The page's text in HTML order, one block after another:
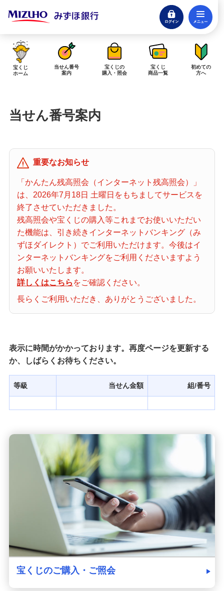
ログイン
閉じる
みずほダイレクトログイン
当せん金の受取方法について
購入した宝くじの確認方法について
「代金が引き落としされない」「購入明細に表示されない」にお答えしま
す。
宝くじホーム
当せん番号案内
宝くじの購入・照会
宝くじ商品一覧
初めての方へ
みずほ銀行店舗・ATM
発売スケジュール
みずほ銀行について
宝くじ
ホーム
当せん番号
案内
宝くじの
購入・照会
宝くじ
商品一覧
初めての
方へ
当せん番号案内
重要なお知らせ
「かんたん残高照会（インターネット残高照会）」
は、2026年7月18日 土曜日をもちましてサービスを
終了させていただきました。
残高照会や宝くじの購入等これまでお使いいただい
た機能は、引き続きインターネットバンキング（み
ずほダイレクト）でご利用いただけます。今後はイ
ンターネットバンキングをご利用くださいますよう
お願いいたします。
詳しくはこちら をご確認ください。
長らくご利用いただき、ありがとうございました。
表示に時間がかかっております。再度ページを更新する
か、しばらくお待ちください。
等級 当せん金額 組/番号
宝くじのご購入・ご照会